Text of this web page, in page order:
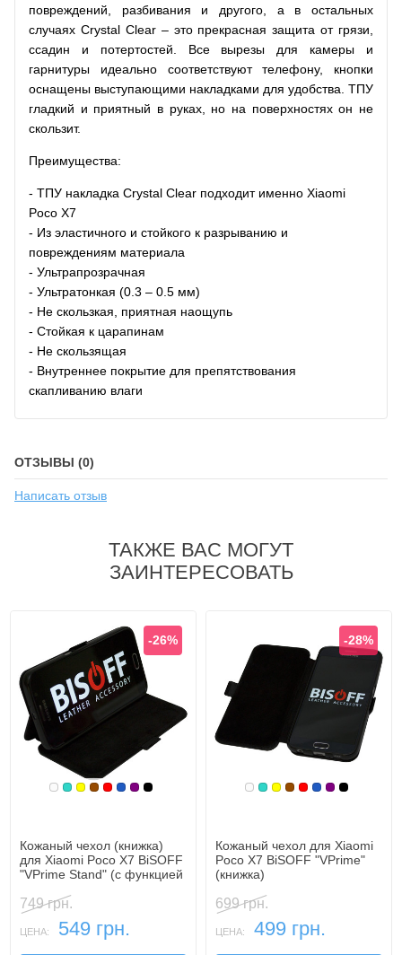
повреждений, разбивания и другого, а в остальных
случаях Crystal Clear – это прекрасная защита от грязи,
ссадин и потертостей. Все вырезы для камеры и
гарнитуры идеально соответствуют телефону, кнопки
оснащены выступающими накладками для удобства. ТПУ
гладкий и приятный в руках, но на поверхностях он не
скользит.
Преимущества:
- ТПУ накладка Crystal Clear подходит именно Xiaomi
Poco X7
- Из эластичного и стойкого к разрыванию и
повреждениям материала
- Ультрапрозрачная
- Ультратонкая (0.3 – 0.5 мм)
- Не скользкая, приятная наощупь
- Стойкая к царапинам
- Не скользящая
- Внутреннее покрытие для препятствования
скапливанию влаги
ОТЗЫВЫ (0)
Написать отзыв
ТАКЖЕ ВАС МОГУТ
ЗАИНТЕРЕСОВАТЬ
Белый
Бирюзовый
Желтый
Коричневый
Красный
Синий, темный
Фиолетовый, темный
Черный
-26%
Кожаный чехол (книжка)
для Xiaomi Poco X7 BiSOFF
"VPrime Stand" (с функцией
749 грн.
ЦЕНА: 549 грн.
Белый
Бирюзовый
Желтый
Коричневый
Красный
Синий,Черный
-28%
Кожаный чехол для Xiaomi
Poco X7 BiSOFF "VPrime"
(книжка)
699 грн.
ЦЕНА: 499 грн.